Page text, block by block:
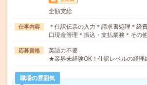
全額支給
仕事内容
＊仕訳伝票の入力＊請求書処理＊経
口現金管理＊振込・支払業務＊その
応募資格
英語力不要
★業界未経験OK！仕訳レベルの経理
職場の雰囲気